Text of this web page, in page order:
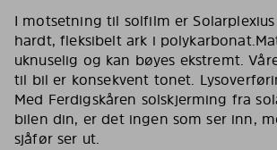
I motsetning til solfilm er
hardt, fleksibelt ark i
uknuselig og kan bøyes ekstremt.
til bil er konsekvent tonet.
Med Ferdigskåren solskjerming fra
bilen din, er det ingen som ser inn,
sjåfør ser ut.